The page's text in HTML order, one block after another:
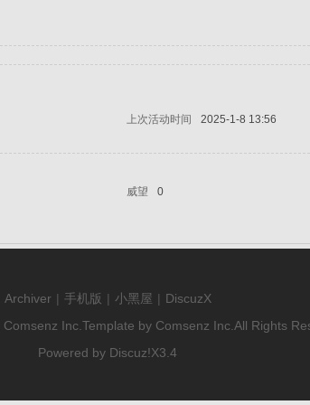
上次活动时间
2025-1-8 13:56
威望
0
Archiver | 手机版 | 小黑屋 | DiscuzX
Comsenz Inc. Template by Comsenz Inc. All Rights
Powered by Discuz!X3.4